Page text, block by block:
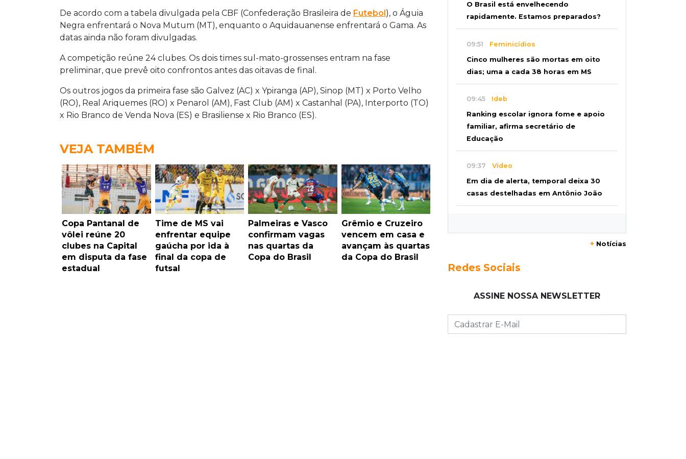
De acordo com a tabela divulgada pela CBF (Confederação Brasileira de Futebol ), o Águia
Negra enfrentará o Nova Mutum (MT), enquanto o Aquidauanense enfrentará o Gama. As
datas ainda não foram divulgadas.
A competição reúne 24 clubes. Os dois times sul-mato-grossenses entram na fase
preliminar, que prevê oito confrontos antes das oitavas de final.
Os outros jogos da primeira fase são Galvez (AC) x Ypiranga (AP), Sinop (MT) x Porto Velho
(RO), Real Ariquemes (RO) x Penarol (AM), Fast Club (AM) x Castanhal (PA), Interporto (TO)
x Rio Branco de Venda Nova (ES) e Brasiliense x Rio Branco (ES).
VEJA TAMBÉM
Copa Pantanal de
vôlei reúne 20
clubes na Capital
em disputa da fase
estadual
Time de MS vai
enfrentar equipe
gaúcha por ida à
final da copa de
futsal
Palmeiras e Vasco
confirmam vagas
nas quartas da
Copa do Brasil
Grêmio e Cruzeiro
vencem em casa e
avançam às quartas
da Copa do Brasil
O Brasil está envelhecendo
rapidamente. Estamos preparados?
09:51 Feminicídios
Cinco mulheres são mortas em oito
dias; uma a cada 38 horas em MS
09:45 Ideb
Ranking escolar ignora fome e apoio
familiar, afirma secretário de
Educação
09:37 Vídeo
Em dia de alerta, temporal deixa 30
casas destelhadas em Antônio João
Eduardo e Agenor somam 102 anos
sistema do SUS
+ Notícias
Redes Sociais
ASSINE NOSSA NEWSLETTER